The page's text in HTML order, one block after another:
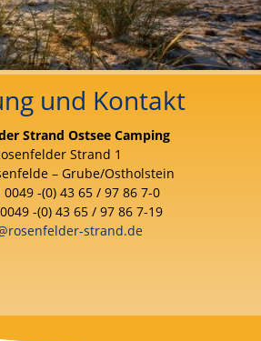
und Kontakt
Strand Ostsee Camping
Strand 1
– Grube/Ostholstein
-(0) 43 65 / 97 86 7-0
-(0) 43 65 / 97 86 7-19
strand.de